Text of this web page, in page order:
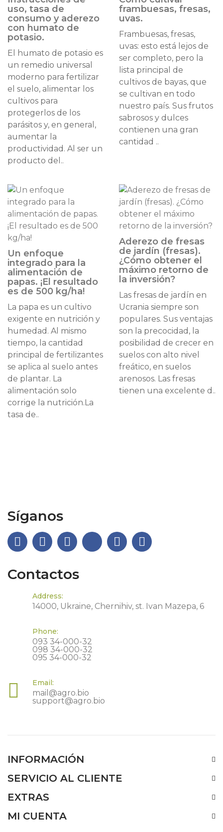
uso, tasa de
consumo y aderezo
con humato de
potasio.
El humato de potasio es
un remedio universal
moderno para fertilizar
el suelo, alimentar los
cultivos para
protegerlos de los
parásitos y, en general,
aumentar la
productividad. Al ser un
producto del..
frambuesas, fresas,
uvas.
Frambuesas, fresas,
uvas: esto está lejos de
ser completo, pero la
lista principal de
cultivos de bayas, que
se cultivan en todo
nuestro país. Sus frutos
sabrosos y dulces
contienen una gran
cantidad ..
Un enfoque
integrado para la
alimentación de
papas. ¡El resultado
es de 500 kg/ha!
La papa es un cultivo
exigente en nutrición y
humedad. Al mismo
tiempo, la cantidad
principal de fertilizantes
se aplica al suelo antes
de plantar. La
alimentación solo
corrige la nutrición.La
tasa de..
Aderezo de fresas
de jardín (fresas).
¿Cómo obtener el
máximo retorno de
la inversión?
Las fresas de jardín en
Ucrania siempre son
populares. Sus ventajas
son la precocidad, la
posibilidad de crecer en
suelos con alto nivel
freático, en suelos
arenosos. Las fresas
tienen una excelente d..
Síganos
Contactos
Address:
14000, Ukraine, Chernihiv, st. Ivan Mazepa, 6
Phone:
093 34-000-32
098 34-000-32
095 34-000-32
Email:
mail@agro.bio
support@agro.bio
INFORMACIÓN
SERVICIO AL CLIENTE
EXTRAS
MI CUENTA